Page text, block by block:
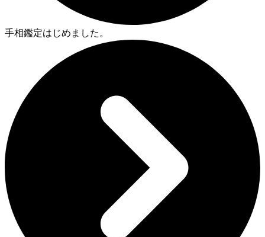
手相鑑定はじめました。